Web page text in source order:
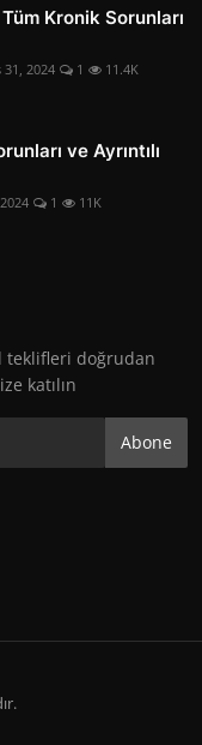
Kronik Sorunları
2024 1 11.4K
ve Ayrıntılı
1 11K
teklifleri doğrudan
katılın
Abone